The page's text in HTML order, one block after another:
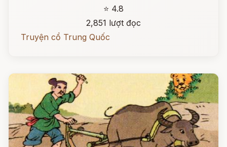
⭐ 4.8
2,851 lượt đọc
Truyện cổ Trung Quốc